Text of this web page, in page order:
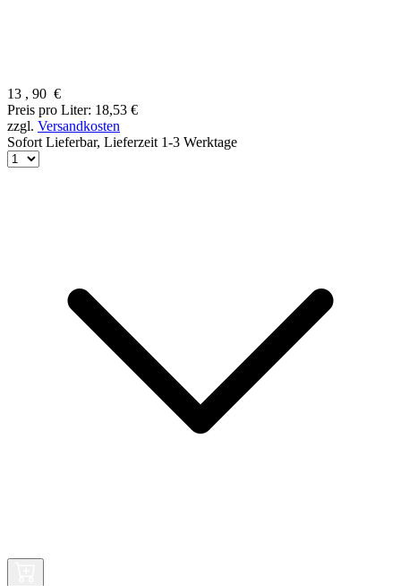
13 , 90 €
Preis pro Liter: 18,53 €
zzgl. Versandkosten
Sofort Lieferbar, Lieferzeit 1-3 Werktage